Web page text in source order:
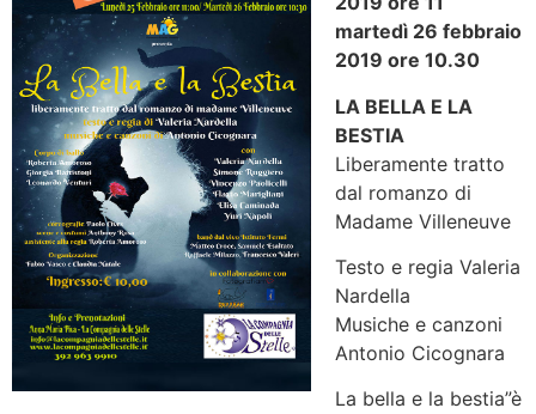
martedì 26 febbraio
2019 ore 10.30
LA BELLA E LA
BESTIA
Liberamente tratto
dal romanzo di
Madame Villeneuve
Testo e regia Valeria
Nardella
Musiche e canzoni
Antonio Cicognara
La bella e la bestia”è